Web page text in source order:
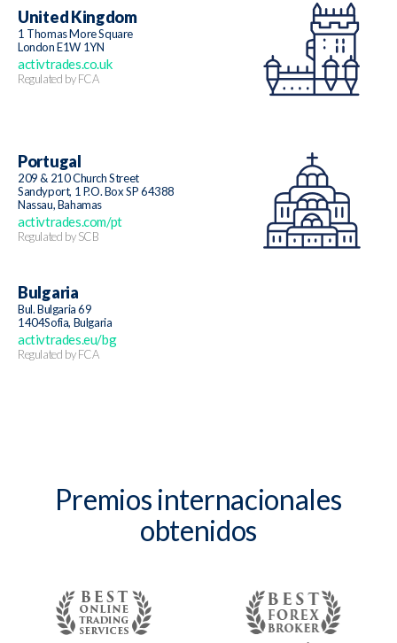
United Kingdom
1 Thomas More Square
London E1W 1YN
activtrades.co.uk
Regulated by FCA
Portugal
209 & 210 Church Street
Sandyport, 1 P.O. Box SP 64388
Nassau, Bahamas
activtrades.com/pt
Regulated by SCB
Bulgaria
Bul. Bulgaria 69
1404Sofia, Bulgaria
activtrades.eu/bg
Regulated by FCA
Premios internacionales
obtenidos